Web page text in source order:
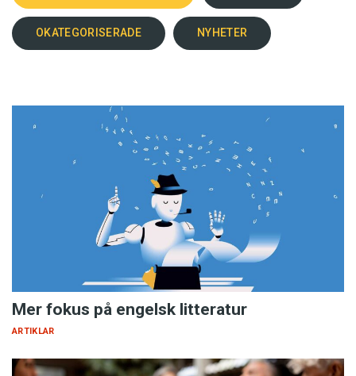
OKATEGORISERADE NYHETER
Mer fokus på engelsk litteratur
ARTIKLAR